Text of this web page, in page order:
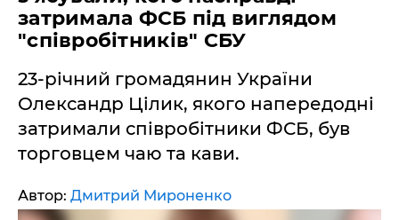
затримала ФСБ під виглядом
"співробітників" СБУ
23-річний громадянин України
Олександр Цілик, якого напередодні
затримали співробітники ФСБ, був
торговцем чаю та кави.
Автор: Дмитрий Мироненко